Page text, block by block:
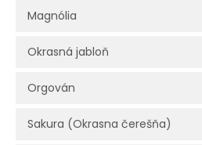
Magnólia
Okrasná jabloň
Orgován
Sakura (Okrasna čerešňa)